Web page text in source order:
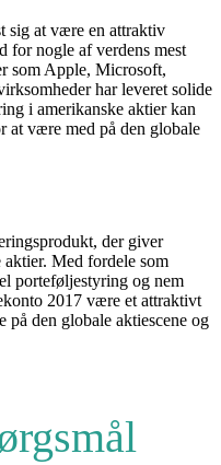
sig at være en attraktiv
for nogle af verdens mest
som Apple, Microsoft,
har leveret solide
i amerikanske aktier kan
at være med på den globale
der giver
Med fordele som
porteføljestyring og nem
2017 være et attraktivt
på den globale aktiescene og